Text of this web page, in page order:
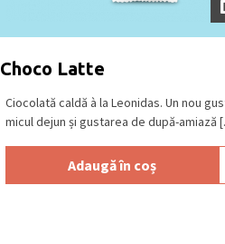
Se păstrează la loc uscat și
Choco Latte
Ciocolată caldă à la Leonidas. Un nou
micul dejun și gustarea de după-amiază
Adaugă în coș